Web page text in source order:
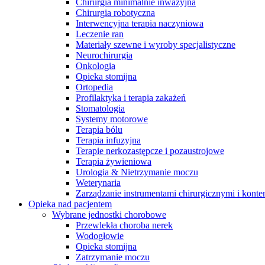
Chirurgia robotyczna
Interwencyjna terapia naczyniowa
Leczenie ran
Materiały szewne i wyroby specjalistyczne
Neurochirurgia
Onkologia
Opieka stomijna
Ortopedia
Profilaktyka i terapia zakażeń
Stomatologia
Systemy motorowe
Terapia bólu
Terapia infuzyjna
Terapie nerkozastępcze i pozaustrojowe
Terapia żywieniowa
Urologia & Nietrzymanie moczu
Weterynaria
Zarządzanie instrumentami chirurgicznymi i
Opieka nad pacjentem
Wybrane jednostki chorobowe
Przewlekła choroba nerek
Wodogłowie
Opieka stomijna
Zatrzymanie moczu